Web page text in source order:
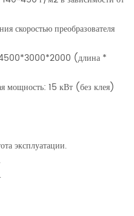
скоростью преобразователя
(длина *
мощность: 15 кВт (без клея)
эксплуатации.